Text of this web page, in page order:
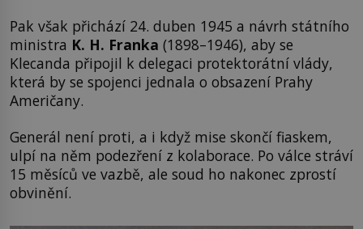
Pak však přichází 24. duben 1945 a návrh státního
ministra K. H. Franka (1898–1946), aby se
Klecanda připojil k delegaci protektorátní vlády,
která by se spojenci jednala o obsazení Prahy
Američany.
Generál není proti, a i když mise skončí fiaskem,
ulpí na něm podezření z kolaborace. Po válce stráví
15 měsíců ve vazbě, ale soud ho nakonec zprostí
obvinění.